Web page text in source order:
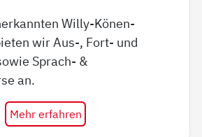
Willy-Könen-
wir Aus-, Fort- und
Sprach- &
an.
Mehr erfahren